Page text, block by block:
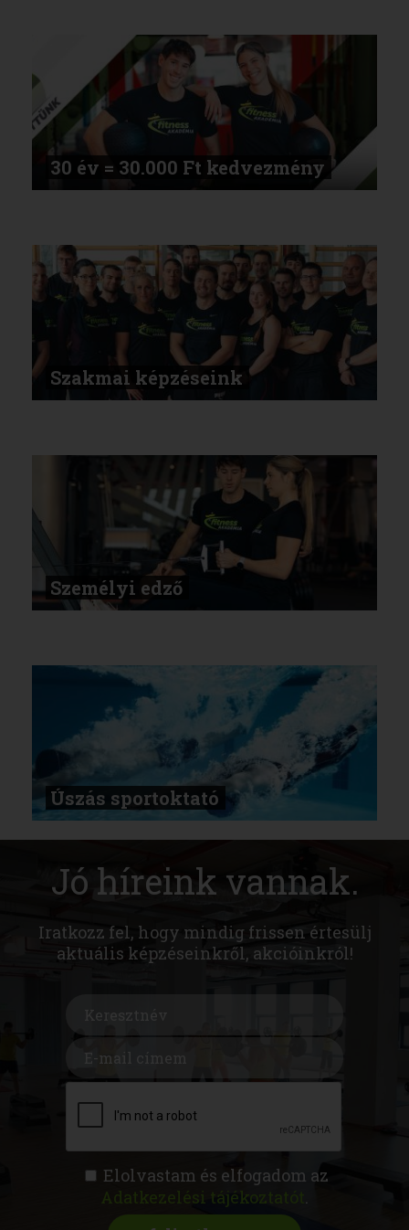
30 év = 30.000 Ft kedvezmény
Szakmai képzéseink
Személyi edző
Úszás sportoktató
Jó híreink vannak.
Iratkozz fel, hogy mindig frissen értesülj
aktuális képzéseinkről, akcióinkról!
Elolvastam és elfogadom az
Adatkezelési tájékoztatót .
FITNESS AKADÉMIA